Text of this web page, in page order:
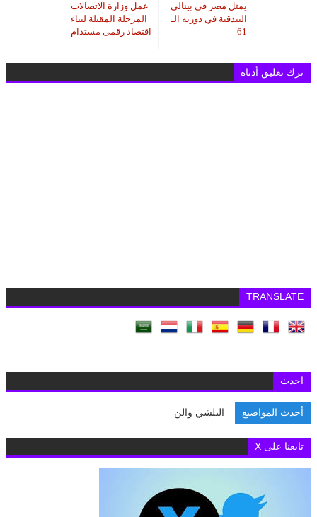
عمل وزارة الاتصالات
المرحلة المقبلة لبناء
اقتصاد رقمى مستدام
يمثل مصر في بينالي
البندقية في دورته الـ
61
ترك تعليق أدناه
TRANSLATE
احدث
أحدث المواضيع البلشي والنائبة مها
تابعنا على X